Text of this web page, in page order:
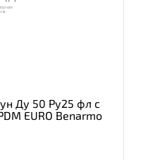
Ду 50 Ру25 фл с
EURO Benarmo